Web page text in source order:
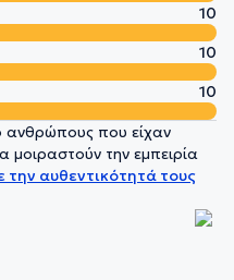
10
10
10
ανθρώπους που είχαν
μοιραστούν την εμπειρία
αυθεντικότητά τους